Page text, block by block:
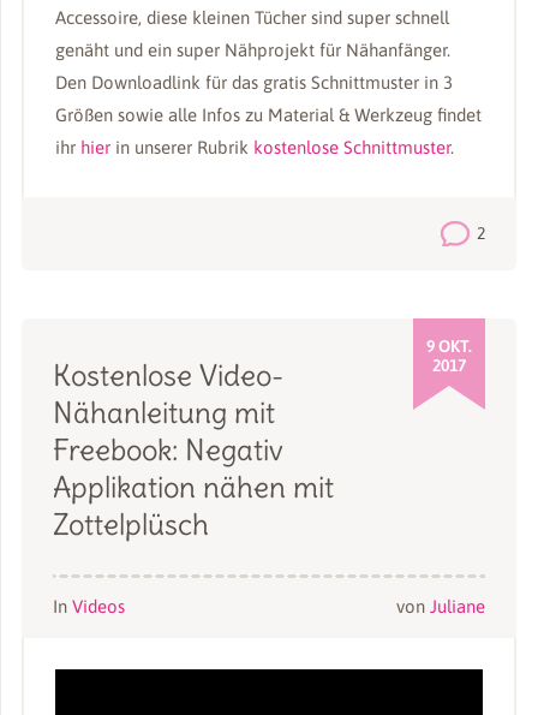
Accessoire, diese kleinen Tücher sind super schnell
genäht und ein super Nähprojekt für Nähanfänger.
Den Downloadlink für das gratis Schnittmuster in 3
Größen sowie alle Infos zu Material & Werkzeug findet
ihr hierin unserer Rubrik kostenlose Schnittmuster.
2
9 OKT.
2017
Kostenlose Video-
Nähanleitung mit
Freebook: Negativ
Applikation nähen mit
Zottelplüsch
In Videos vonJuliane